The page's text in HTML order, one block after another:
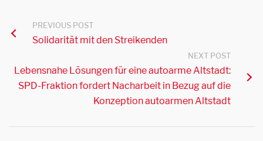
PREVIOUS POST
Solidarität mit den Streikenden
NEXT POST
Lebensnahe Lösungen für eine autoarme Altstadt:
SPD-Fraktion fordert Nacharbeit in Bezug auf die
Konzeption autoarmen Altstadt